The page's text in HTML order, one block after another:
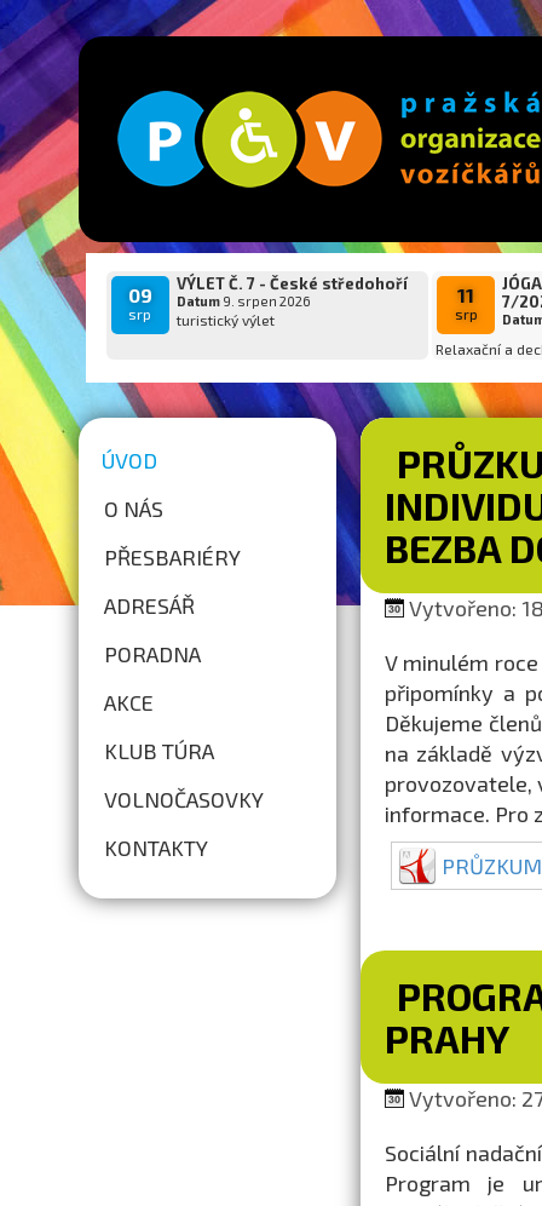
09
srp
VÝLET Č. 7 - České středohoří
Datum9. srpen 2026
turistický výlet
11
srp
7/
Relaxační a
ÚVOD
O NÁS
PŘESBARIÉRY
ADRESÁŘ
PORADNA
AKCE
KLUB TÚRA
VOLNOČASOVKY
KONTAKTY
BEZBA
Vytvořeno:
V minulém
připomínky a
Děkujeme
na základě
provozovatele,
informace. Pro
PRŮZKUM
PRAHY
Vytvořeno:
Sociální
Program je